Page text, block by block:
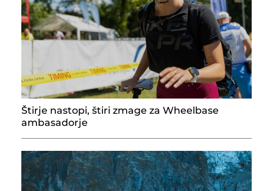
Štirje nastopi, štiri zmage za Wheelbase
ambasadorje